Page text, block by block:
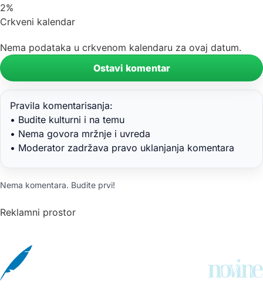
2%
Crkveni kalendar
Nema podataka u crkvenom kalendaru za ovaj datum.
Ostavi komentar
Pravila komentarisanja:
• Budite kulturni i na temu
• Nema govora mržnje i uvreda
• Moderator zadržava pravo uklanjanja komentara
Nema komentara. Budite prvi!
Reklamni prostor